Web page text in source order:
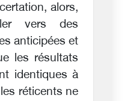
alors,
vers des
anticipées et
les résultats
identiques à
réticents ne